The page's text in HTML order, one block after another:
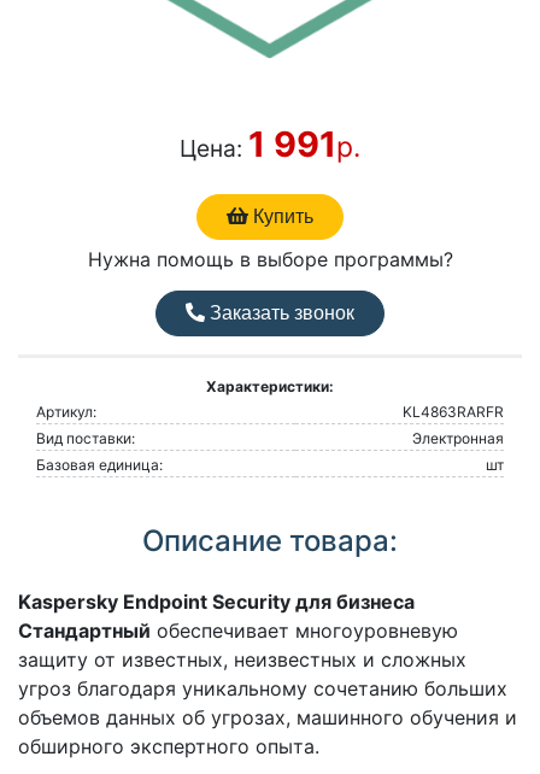
Цена: 1 991р.
Купить
Нужна помощь в выборе программы?
Заказать звонок
Характеристики:
Артикул:
KL4863RARFR
Вид поставки:
Электронная
Базовая единица:
шт
Описание товара:
Kaspersky Endpoint Security для бизнеса
Стандартный обеспечивает многоуровневую
защиту от известных, неизвестных и сложных
угроз благодаря уникальному сочетанию больших
объемов данных об угрозах, машинного обучения и
обширного экспертного опыта.